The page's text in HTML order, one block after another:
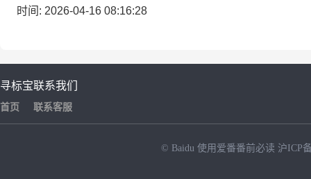
时间: 2026-04-16 08:16:28
寻标宝
首页
联系我们
联系客服
© Baidu 使用爱番番前必读 沪ICP